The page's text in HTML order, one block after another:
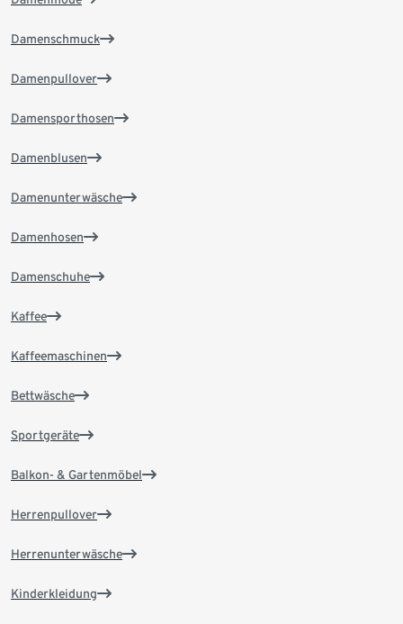
Damenschmuck
Damenpullover
Damensporthosen
Damenblusen
Damenunterwäsche
Damenhosen
Damenschuhe
Kaffee
Kaffeemaschinen
Bettwäsche
Sportgeräte
Balkon- & Gartenmöbel
Herrenpullover
Herrenunterwäsche
Kinderkleidung